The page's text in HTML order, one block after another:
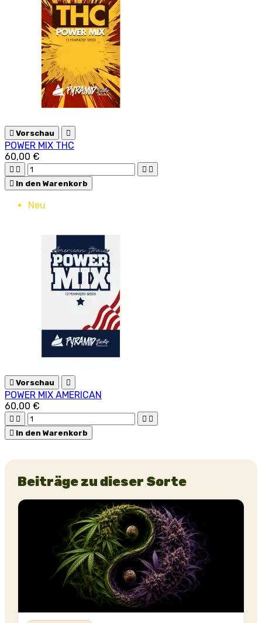
 Vorschau 
POWER MIX THC
60,00 €
   
 In den Warenkorb
Neu
 Vorschau 
POWER MIX AMERICAN
60,00 €
   
 In den Warenkorb
Beiträge zu dieser Sorte